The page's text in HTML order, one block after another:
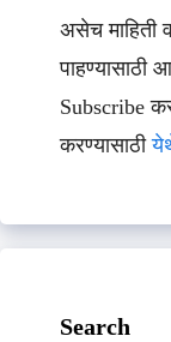
असेच माहिती
पाहण्यासाठी
Subscribe
करण्यासाठी
Search